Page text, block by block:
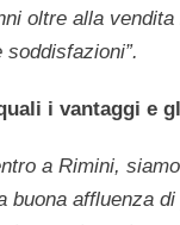
oltre alla
i vantaggi e
a Rimini,
affluenza